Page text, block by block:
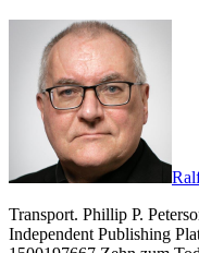
Transport. Phillip P. Peterson. 258 Seiten. Verlag: CreateSpace
Independent Publishing